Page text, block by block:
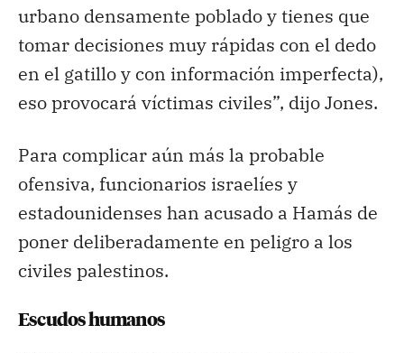
urbano densamente poblado y tienes que
tomar decisiones muy rápidas con el dedo
en el gatillo y con información imperfecta),
eso provocará víctimas civiles”, dijo Jones.
Para complicar aún más la probable
ofensiva, funcionarios israelíes y
estadounidenses han acusado a Hamás de
poner deliberadamente en peligro a los
civiles palestinos.
Escudos humanos